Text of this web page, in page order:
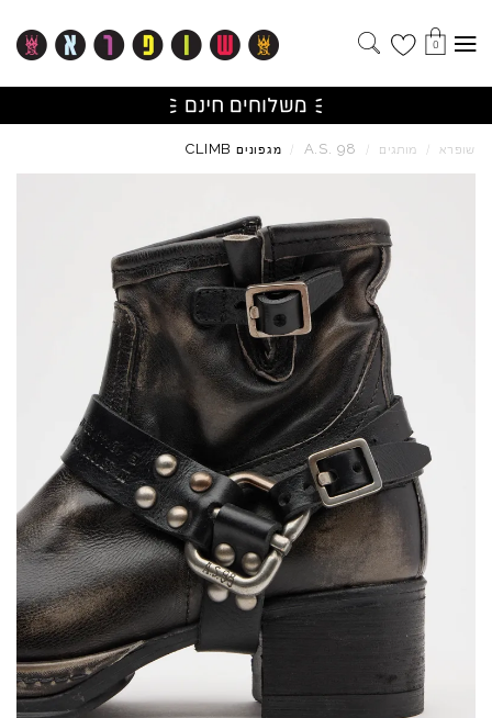
0
שופרא / מותגים /
A.S. 98
/ מגפונים CLIMB